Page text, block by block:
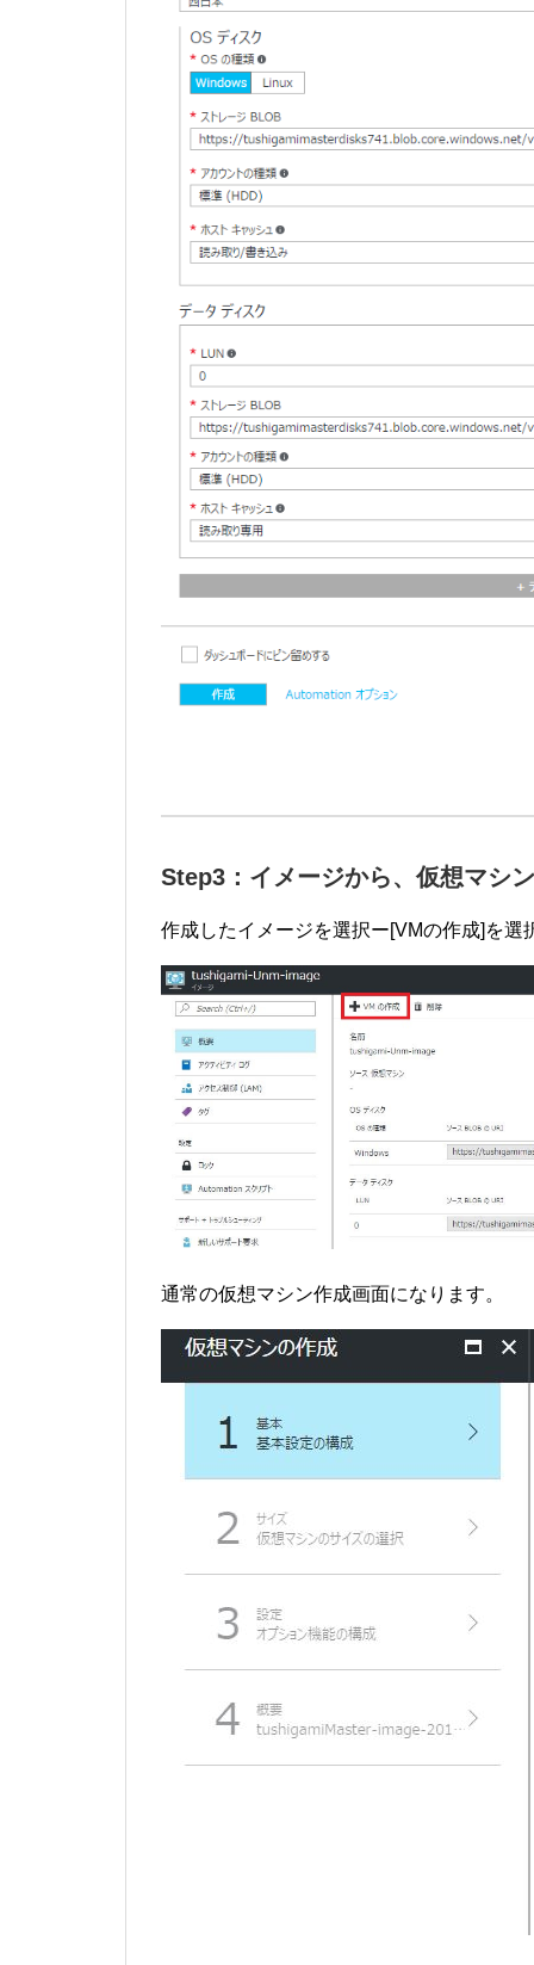
Step3：イメージから、仮想マシ
作成したイメージを選択ー[VMの作成]を選
通常の仮想マシン作成画面になります。